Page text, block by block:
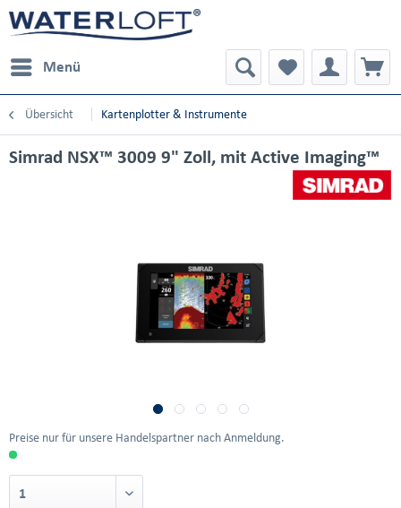
Menü
Übersicht Kartenplotter & Instrumente
Simrad NSX™ 3009 9" Zoll, mit Active Imaging™
Preise nur für unsere Handelspartner nach Anmeldung.